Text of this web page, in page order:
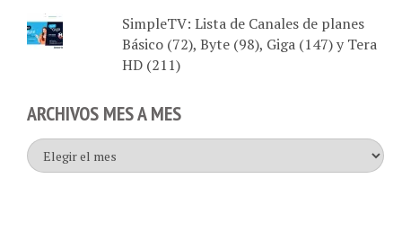
SimpleTV: Lista de Canales de planes
Básico (72), Byte (98), Giga (147) y Tera
HD (211)
ARCHIVOS MES A MES
Archivos
mes